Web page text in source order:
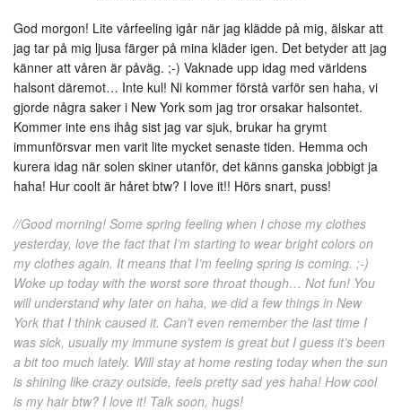
God morgon! Lite vårfeeling igår när jag klädde på mig, älskar att
jag tar på mig ljusa färger på mina kläder igen. Det betyder att jag
känner att våren är påväg. ;-) Vaknade upp idag med världens
halsont däremot… Inte kul! Ni kommer förstå varför sen haha, vi
gjorde några saker i New York som jag tror orsakar halsontet.
Kommer inte ens ihåg sist jag var sjuk, brukar ha grymt
immunförsvar men varit lite mycket senaste tiden. Hemma och
kurera idag när solen skiner utanför, det känns ganska jobbigt ja
haha! Hur coolt är håret btw? I love it!! Hörs snart, puss!
//Good morning! Some spring feeling when I chose my clothes
yesterday, love the fact that I’m starting to wear bright colors on
my clothes again. It means that I’m feeling spring is coming. ;-)
Woke up today with the worst sore throat though… Not fun! You
will understand why later on haha, we did a few things in New
York that I think caused it. Can’t even remember the last time I
was sick, usually my immune system is great but I guess it’s been
a bit too much lately. Will stay at home resting today when the sun
is shining like crazy outside, feels pretty sad yes haha! How cool
is my hair btw? I love it! Talk soon, hugs!